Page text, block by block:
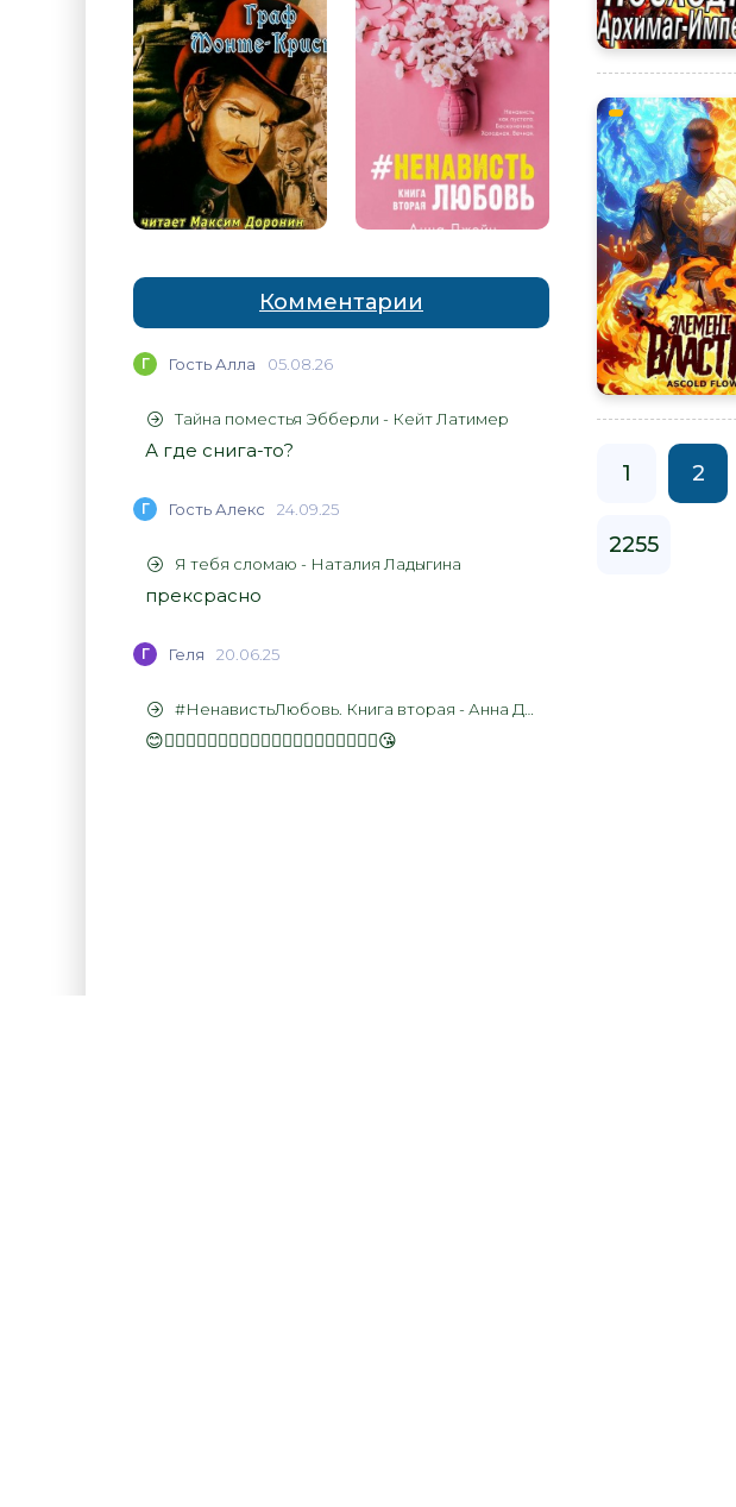
Комментарии
Г Гость Алла 05.08.26
Тайна поместья Эбберли - Кейт Латимер
А где снига-то?
Г Гость Алекс 24.09.25
Я тебя сломаю - Наталия Ладыгина
прексрасно
Г Геля 20.06.25
#НенавистьЛюбовь. Книга вторая - Анна Джейн
😊👍🏻👍🏻👍🏻👍🏻👍🏻👍🏻👍🏻👍🏻👍🏻👍🏻😘
1 2
2255